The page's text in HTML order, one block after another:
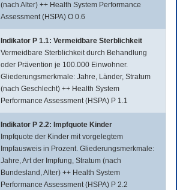
(nach Alter) ++ Health System Performance
Assessment (HSPA) O 0.6
Indikator P 1.1: Vermeidbare Sterblichkeit
Vermeidbare Sterblichkeit durch Behandlung
oder Prävention je 100.000 Einwohner.
Gliederungsmerkmale: Jahre, Länder, Stratum
(nach Geschlecht) ++ Health System
Performance Assessment (HSPA) P 1.1
Indikator P 2.2: Impfquote Kinder
Impfquote der Kinder mit vorgelegtem
Impfausweis in Prozent. Gliederungsmerkmale:
Jahre, Art der Impfung, Stratum (nach
Bundesland, Alter) ++ Health System
Performance Assessment (HSPA) P 2.2